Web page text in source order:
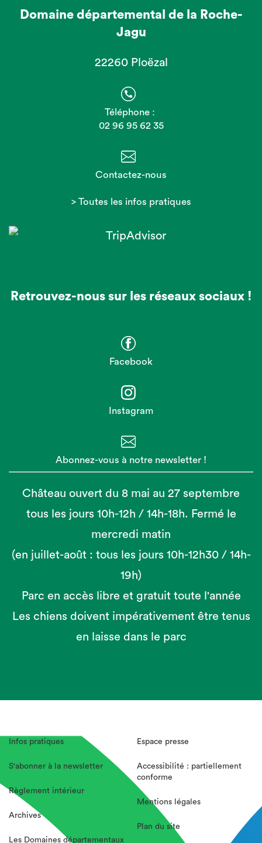
Domaine départemental de la Roche-
Jagu
22260 Ploëzal
Téléphone :
02 96 95 62 35
Contactez-nous
> Toutes les infos pratiques
Retrouvez-nous sur les réseaux sociaux !
Facebook
Instagram
Abonnez-vous à notre newsletter !
Château ouvert du 8 mai au 27 septembre
tous les jours 10h-12h / 14h-18h. Fermé le
mercredi matin
(en juillet-août : tous les jours 10h-12h30 / 14h-
19h)
Parc en accès libre et gratuit toute l'année
Les chiens doivent impérativement être tenus
en laisse dans le parc
Infos pratiques
S'abonner à la newsletter
Règlement intérieur
Archives
Les Domaines départementaux
Espace presse
Accessibilité : partiellement
conforme
Mentions légales
Plan du site